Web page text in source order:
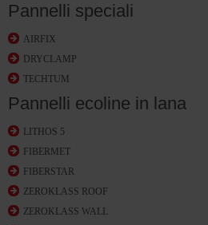
Pannelli speciali
AIRFIX
DRYCLAMP
TECHTUM
Pannelli ecoline in lana
LITHOS 5
FIBERMET
FIBERSTAR
ZEROKLASS ROOF
ZEROKLASS WALL